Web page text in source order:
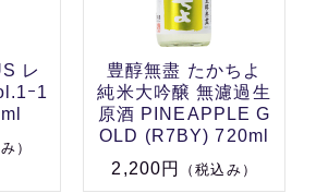
レ
ｰ1
）
豊醇無盡 たかちよ
純米大吟醸 無濾過生
原酒 PINEAPPLE G
OLD (R7BY) 720ml
2,200円
（税込み）